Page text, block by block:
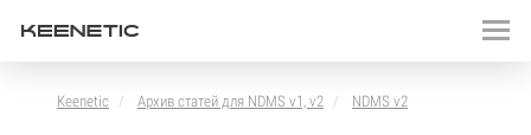
Keenetic Архив статей для NDMS v1, v2 NDMS v2